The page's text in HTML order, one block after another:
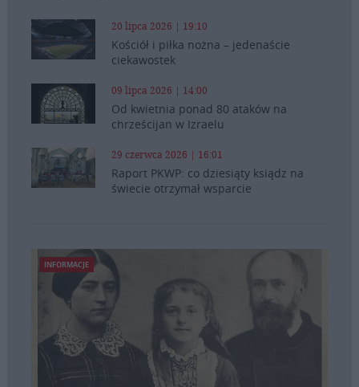
20 lipca 2026 | 19:10
Kościół i piłka nożna – jedenaście
ciekawostek
09 lipca 2026 | 14:00
Od kwietnia ponad 80 ataków na
chrześcijan w Izraelu
29 czerwca 2026 | 16:01
Raport PKWP: co dziesiąty ksiądz na
świecie otrzymał wsparcie
INFORMACJE